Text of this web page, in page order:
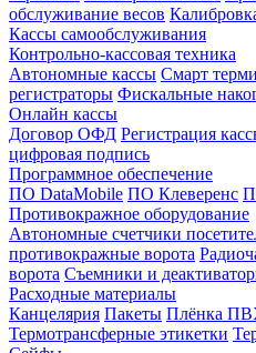
обслуживание весов
Кассы самообслуживания
Контрольно-кассовая техника
Автономные кассы Смарт
регистраторы Фискальные
Онлайн кассы
Договор ОФД Регистрация
цифровая подпись
Программное обеспечение
ПО DataMobile ПО Клеверенс
Противокражное оборудование
Автономные счетчики
противокражные ворота
ворота Съемники и
Расходные материалы
Канцелярия Пакеты Плёнка
Термотрансферные этикетки